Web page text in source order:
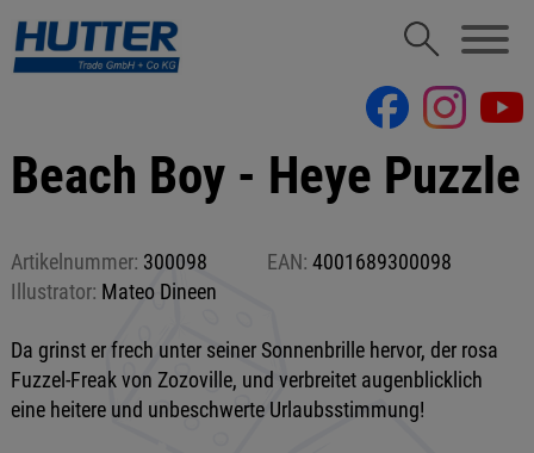
Beach Boy - Heye Puzzle
Artikelnummer: 300098 EAN: 4001689300098
Illustrator: Mateo Dineen
Da grinst er frech unter seiner Sonnenbrille hervor, der rosa
Fuzzel-Freak von Zozoville, und verbreitet augenblicklich
eine heitere und unbeschwerte Urlaubsstimmung!